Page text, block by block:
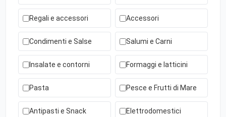
Regali e accessori Accessori
Condimenti e Salse Salumi e Carni
Insalate e contorni Formaggi e latticini
Pasta Pesce e Frutti di Mare
Antipasti e Snack Elettrodomestici